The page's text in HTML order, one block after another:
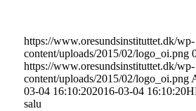
https://www.oresundsinstituttet.dk/wp-
content/uploads/2015/02/logo_oi.png
https://www.oresundsinstituttet.dk/wp-
content/uploads/2015/02/logo_oi.png
03-04 16:10:202016-03-04 16:10:20
salu